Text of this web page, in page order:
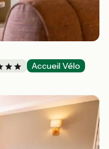
Accueil Vélo